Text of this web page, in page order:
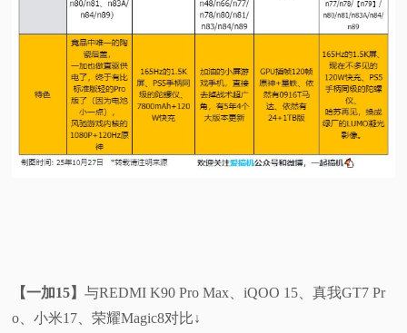
【一加15】与REDMI K90 Pro Max、iQOO 15、真我GT7 Pr
o、小米17、荣耀Magic8对比↓